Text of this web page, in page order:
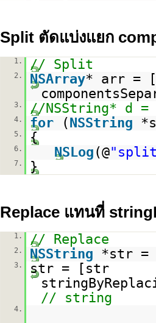
Split ตัดแบ่งแยก
1. // Split
2. NSArray* arr =
3. //NSString* d
4. for (NSString
5. {
6. NSLog (@"split
7. }
Replace แทนที่
1. // Replace
2. NSString *str =
3.
str = [str
// string
4.